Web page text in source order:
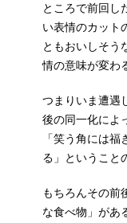
ところで前回し
い表情のカット
ともおいしそう
情の意味が変わ
つまりいま遭遇
後の同一化によ
「笑う角には
る」ということ
もちろんその前
な食べ物」があ